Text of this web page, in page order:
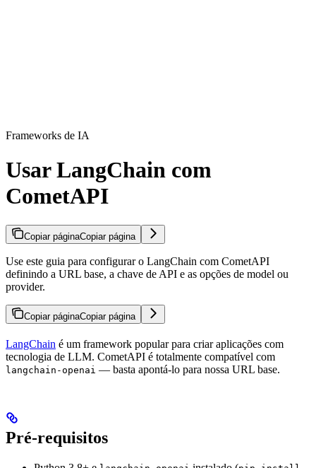
Frameworks de IA
Usar LangChain com
CometAPI
Copiar páginaCopiar página
Use este guia para configurar o LangChain com CometAPI
definindo a URL base, a chave de API e as opções de model ou
provider.
Copiar páginaCopiar página
LangChain é um framework popular para criar aplicações com
tecnologia de LLM. CometAPI é totalmente compatível com
langchain-openai — basta apontá-lo para nossa URL base.
Pré-requisitos